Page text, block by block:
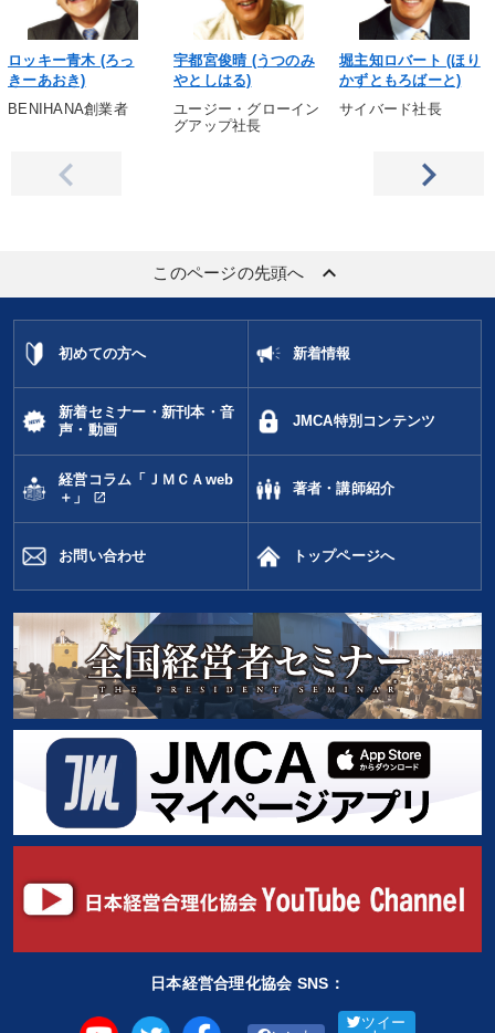
ロッキー青木 (ろっ
きーあおき)
BENIHANA創業者
宇都宮俊晴 (うつのみ
やとしはる)
ユージー・グローイン
グアップ社長
堀主知ロバート (ほり
かずともろばーと)
サイバード社長
このページの先頭へ keyboard_arrow_up
初めての方へ 新着情報
新着セミナー・新刊本・音
声・動画
JMCA特別コンテンツ
経営コラム「ＪＭＣＡweb
＋」
open_in_new
著者・講師紹介
お問い合わせ トップページへ
日本経営合理化協会 SNS：
ツイー